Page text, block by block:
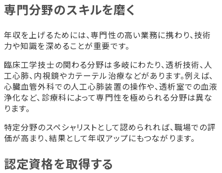
専門分野のスキルを磨く
年収を上げるためには、専門性の高い業務に携わり、技術
力や知識を深めることが重要です。
臨床工学技士の関わる分野は多岐にわたり、透析技術、人
工心肺、内視鏡やカテーテル治療などがあります。例えば、
心臓血管外科での人工心肺装置の操作や、透析室での血液
浄化など、診療科によって専門性を極められる分野は異な
ります。
特定分野のスペシャリストとして認められれば、職場での評
価が高まり、結果として年収アップにもつながります。
認定資格を取得する